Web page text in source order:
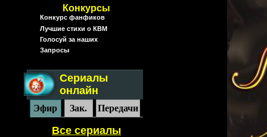
Конкурсы
Конкурс фанфиков
Лучшие стихи о КВМ
Голосуй за наших
Запросы
Сериалы
онлайн
Эфир Зак. Передачи
Все сериалы